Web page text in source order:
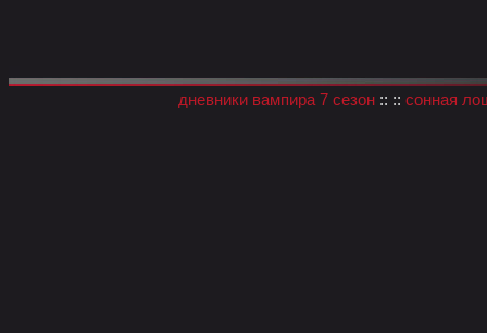
дневники вампира 7 сезон:: :: сонная